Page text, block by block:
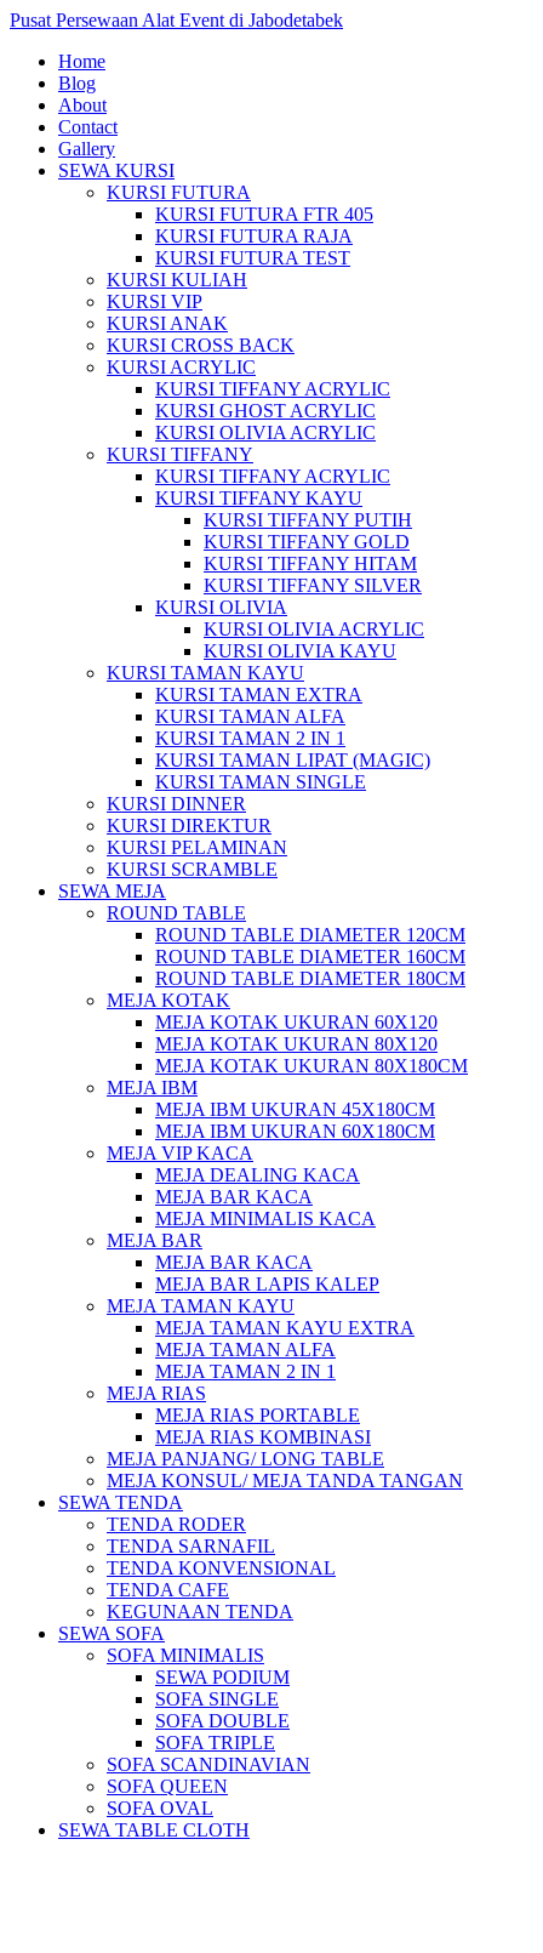
Pusat Persewaan Alat Event di Jabodetabek
Home
Blog
About
Contact
Gallery
SEWA KURSI
KURSI FUTURA
KURSI FUTURA FTR 405
KURSI FUTURA RAJA
KURSI FUTURA TEST
KURSI KULIAH
KURSI VIP
KURSI ANAK
KURSI CROSS BACK
KURSI ACRYLIC
KURSI TIFFANY ACRYLIC
KURSI GHOST ACRYLIC
KURSI OLIVIA ACRYLIC
KURSI TIFFANY
KURSI TIFFANY ACRYLIC
KURSI TIFFANY KAYU
KURSI TIFFANY PUTIH
KURSI TIFFANY GOLD
KURSI TIFFANY HITAM
KURSI TIFFANY SILVER
KURSI OLIVIA
KURSI OLIVIA ACRYLIC
KURSI OLIVIA KAYU
KURSI TAMAN KAYU
KURSI TAMAN EXTRA
KURSI TAMAN ALFA
KURSI TAMAN 2 IN 1
KURSI TAMAN LIPAT (MAGIC)
KURSI TAMAN SINGLE
KURSI DINNER
KURSI DIREKTUR
KURSI PELAMINAN
KURSI SCRAMBLE
SEWA MEJA
ROUND TABLE
ROUND TABLE DIAMETER 120CM
ROUND TABLE DIAMETER 160CM
ROUND TABLE DIAMETER 180CM
MEJA KOTAK
MEJA KOTAK UKURAN 60X120
MEJA KOTAK UKURAN 80X120
MEJA KOTAK UKURAN 80X180CM
MEJA IBM
MEJA IBM UKURAN 45X180CM
MEJA IBM UKURAN 60X180CM
MEJA VIP KACA
MEJA DEALING KACA
MEJA BAR KACA
MEJA MINIMALIS KACA
MEJA BAR
MEJA BAR KACA
MEJA BAR LAPIS KALEP
MEJA TAMAN KAYU
MEJA TAMAN KAYU EXTRA
MEJA TAMAN ALFA
MEJA TAMAN 2 IN 1
MEJA RIAS
MEJA RIAS PORTABLE
MEJA RIAS KOMBINASI
MEJA PANJANG/ LONG TABLE
MEJA KONSUL/ MEJA TANDA TANGAN
SEWA TENDA
TENDA RODER
TENDA SARNAFIL
TENDA KONVENSIONAL
TENDA CAFE
KEGUNAAN TENDA
SEWA SOFA
SOFA MINIMALIS
SEWA PODIUM
SOFA SINGLE
SOFA DOUBLE
SOFA TRIPLE
SOFA SCANDINAVIAN
SOFA QUEEN
SOFA OVAL
SEWA TABLE CLOTH